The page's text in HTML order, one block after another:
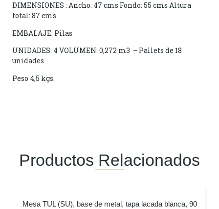
DIMENSIONES : Ancho: 47 cms Fondo: 55 cms Altura
total: 87 cms
EMBALAJE: Pilas
UNIDADES: 4 VOLUMEN: 0,272 m3 – Pallets de 18
unidades
Peso 4,5 kgs.
Productos Relacionados
Mesa TUL (SU), base de metal, tapa lacada blanca, 90